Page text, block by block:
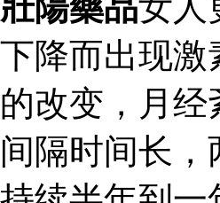
下降而出现激
的改变，月
间隔时间长